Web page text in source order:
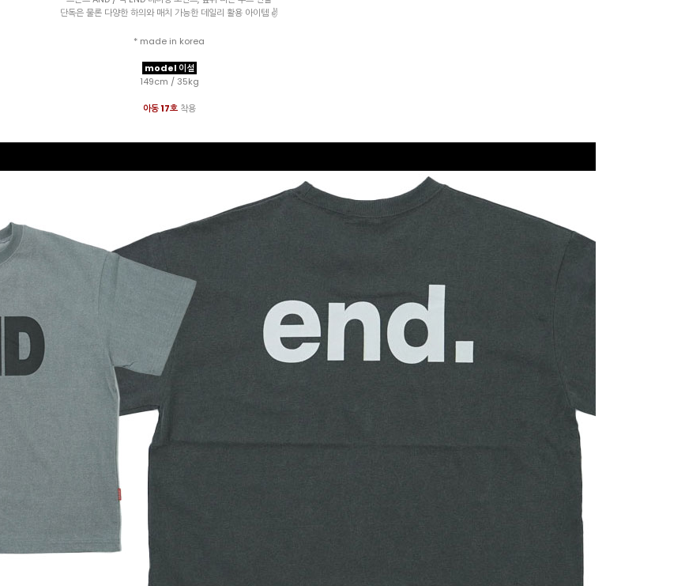
단독은 물론 다양한 하의와 매치 가능한 데일리 활용 아이템 ✌️
* made in korea
model 이설
149cm / 35kg
아동 17호착용